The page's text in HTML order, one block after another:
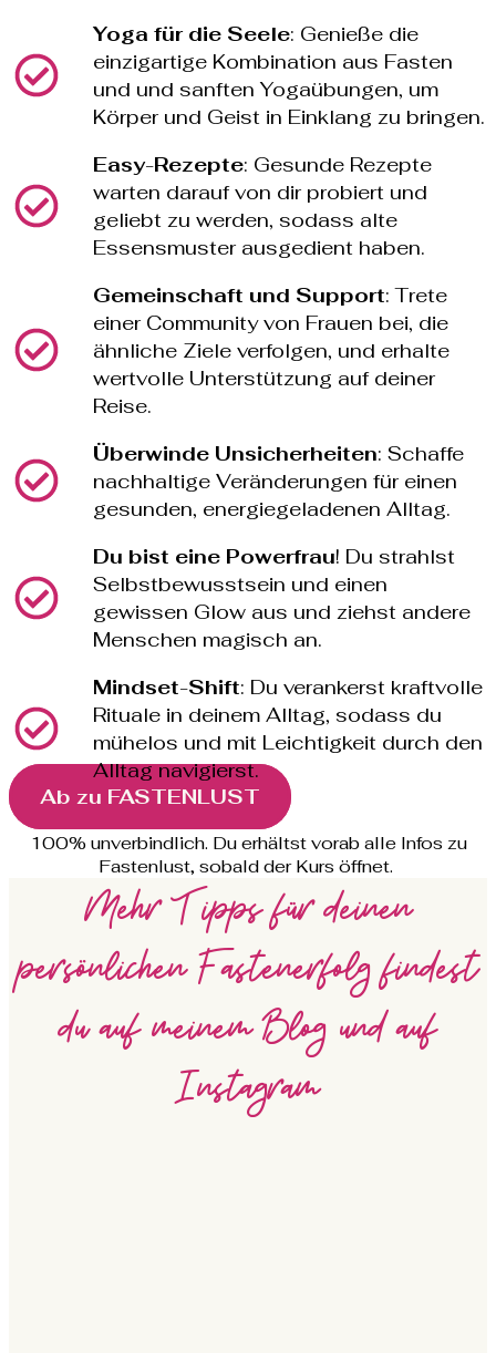
Yoga für die Seele: Genieße die
einzigartige Kombination aus Fasten
und und sanften Yogaübungen, um
Körper und Geist in Einklang zu bringen.
Easy-Rezepte: Gesunde Rezepte
warten darauf von dir probiert und
geliebt zu werden, sodass alte
Essensmuster ausgedient haben.
Gemeinschaft und Support: Trete
einer Community von Frauen bei, die
ähnliche Ziele verfolgen, und erhalte
wertvolle Unterstützung auf deiner
Reise.
Überwinde Unsicherheiten: Schaffe
nachhaltige Veränderungen für einen
gesunden, energiegeladenen Alltag.
Du bist eine Powerfrau! Du strahlst
Selbstbewusstsein und einen
gewissen Glow aus und ziehst andere
Menschen magisch an.
Mindset-Shift: Du verankerst kraftvolle
Rituale in deinem Alltag, sodass du
mühelos und mit Leichtigkeit durch den
Alltag navigierst.
Ab zu FASTENLUST
100% unverbindlich. Du erhältst vorab alle Infos zu
Fastenlust, sobald der Kurs öffnet.
Mehr Tipps für deinen
persönlichen Fastenerfolg findest
du auf meinem Blog und auf
Instagram